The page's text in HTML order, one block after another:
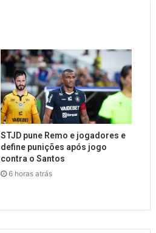
STJD pune Remo e jogadores e
define punições após jogo
contra o Santos
6 horas atrás